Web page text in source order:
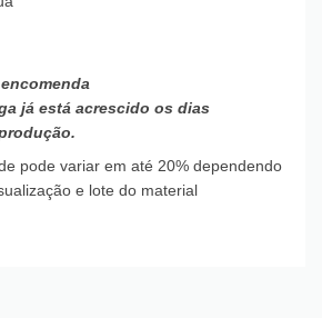
já está acrescido os dias
pode variar em até 20% dependendo
e lote do material